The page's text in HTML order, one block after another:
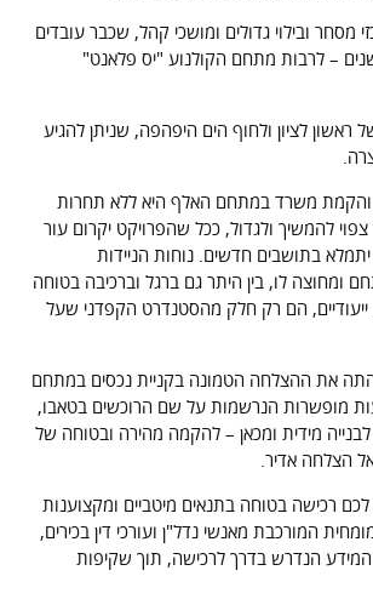
מסחר ובילוי גדולים ומושכי קהל, שכבר עובדים
– לרבות מתחם הקולנוע "יס פלאנט"
ראשון לציון ולחוף הים היפהפה, שניתן להגיע
והקמת משרד במתחם האלף היא ללא תחרות
להמשיך ולגדול, ככל שהפרויקט יקרום עור
יתמלא בתושבים חדשים. נוחות הניידות
ומחוצה לו, בין היתר גם ברגל וברכיבה בטוחה
ייעודיים, הם רק חלק מהסטנדרט הקפדני שעל
את ההצלחה הטמונה בקניית נכסים במתחם
מופשרות הנרשמות על שם הרוכשים בטאבו,
מידית ומכאן – להקמה מהירה ובטוחה של
הצלחה אדיר.
לכם רכישה בטוחה בתנאים מיטביים ומקצוענות
המורכבת מאנשי נדל"ן ועורכי דין בכירים,
הנדרש בדרך לרכישה, תוך שקיפות